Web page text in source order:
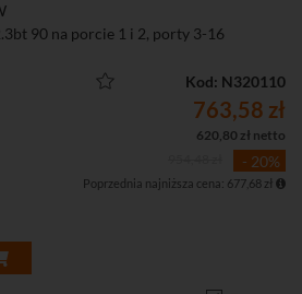
90 na porcie 1 i 2, porty 3-16
aplikacja mobilna oraz chmura
automatycznie restartująca zawieszone
Port Mirroring, LLDP oraz
do montażu w szafie rack 19"
Kod: N320110
763,58 zł
620,80 zł netto
- 20%
Poprzednia najniższa cena: 677,68 zł